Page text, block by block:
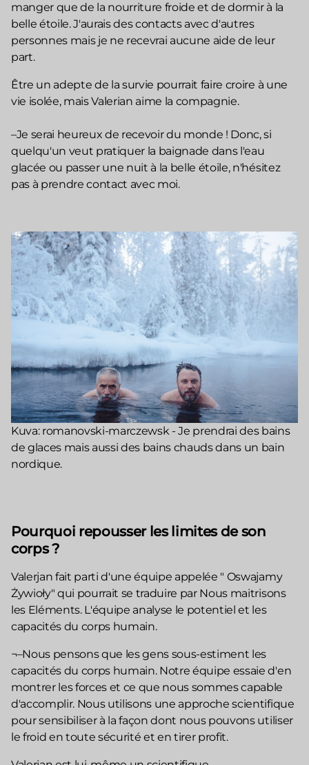
manger que de la nourriture froide et de dormir à la
belle étoile. J'aurais des contacts avec d'autres
personnes mais je ne recevrai aucune aide de leur
part.
Être un adepte de la survie pourrait faire croire à une
vie isolée, mais Valerian aime la compagnie.
–Je serai heureux de recevoir du monde ! Donc, si
quelqu'un veut pratiquer la baignade dans l'eau
glacée ou passer une nuit à la belle étoile, n'hésitez
pas à prendre contact avec moi.
Kuva: romanovski-marczewsk - Je prendrai des bains
de glaces mais aussi des bains chauds dans un bain
nordique.
Pourquoi repousser les limites de son
corps ?
Valerjan fait parti d'une équipe appelée " Oswajamy
Żywioły" qui pourrait se traduire par Nous maitrisons
les Eléments. L'équipe analyse le potentiel et les
capacités du corps humain.
¬–Nous pensons que les gens sous-estiment les
capacités du corps humain. Notre équipe essaie d'en
montrer les forces et ce que nous sommes capable
d'accomplir. Nous utilisons une approche scientifique
pour sensibiliser à la façon dont nous pouvons utiliser
le froid en toute sécurité et en tirer profit.